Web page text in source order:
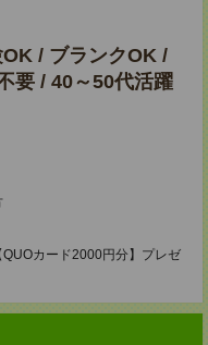
/ ブランクOK /
要 / 40～50代活躍
カード2000円分】プレゼ